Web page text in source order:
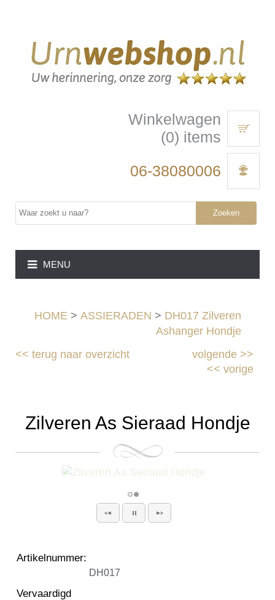
Winkelwagen
(0) items
06-38080006
Zoeken
MENU
HOME > ASSIERADEN > DH017 Zilveren
Ashanger Hondje
<<terug naar overzicht volgende>>
<< vorige
Zilveren As Sieraad Hondje
Artikelnummer:
DH017
Vervaardigd